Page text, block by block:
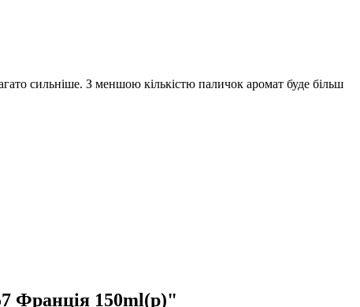
сильніше. З меншою кількістю паличок аромат буде більш
Франція 150ml(р)"